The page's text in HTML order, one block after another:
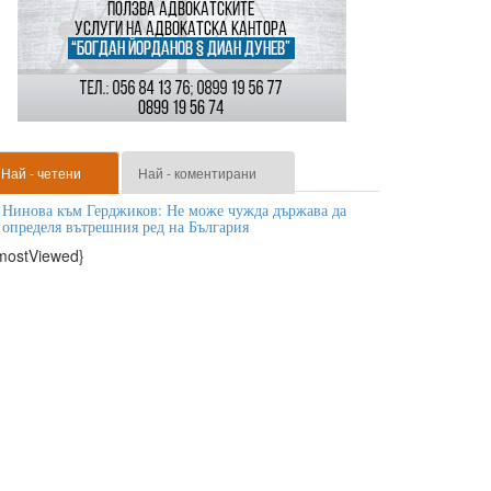
Най - четени Най - коментирани
Нинова към Герджиков: Не може чужда държава да
определя вътрешния ред на България